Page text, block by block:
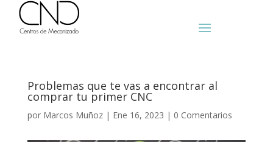
Problemas que te vas a encontrar al
comprar tu primer CNC
por Marcos Muñoz| Ene 16, 2023 | 0 Comentarios